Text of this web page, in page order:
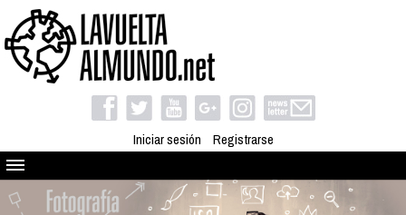
Iniciar sesión Registrarse
Quienes somos